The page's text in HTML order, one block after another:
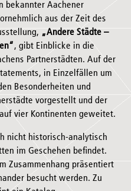
bekannter Aachener
aus der Zeit des
„Andere Städte –
, gibt Einblicke in die
Partnerstädten. Auf der
in Einzelfällen um
Besonderheiten und
vorgestellt und der
vier Kontinenten geweitet.
nicht historisch-analytisch
im Geschehen befindet.
Zusammenhang präsentiert
besucht werden. Zu